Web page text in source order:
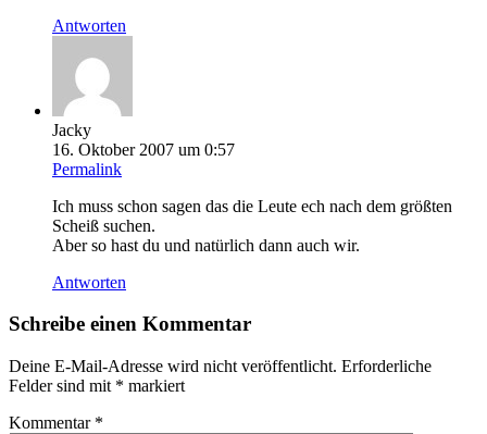
Antworten
Jacky
16. Oktober 2007 um 0:57
Permalink
Ich muss schon sagen das die Leute ech nach dem größten
Scheiß suchen.
Aber so hast du und natürlich dann auch wir.
Antworten
Schreibe einen Kommentar
Deine E-Mail-Adresse wird nicht veröffentlicht. Erforderliche
Felder sind mit * markiert
Kommentar *